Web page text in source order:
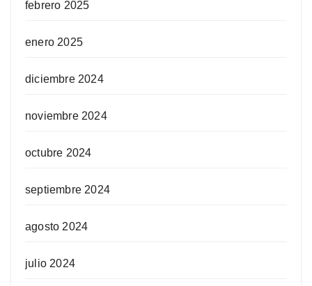
febrero 2025
enero 2025
diciembre 2024
noviembre 2024
octubre 2024
septiembre 2024
agosto 2024
julio 2024